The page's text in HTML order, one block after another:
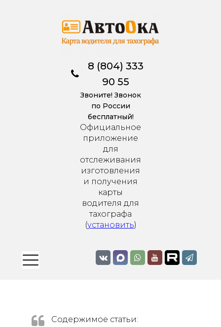
Официальное
приложение
для
отслеживания
изготовления
и получения
карты
водителя для
тахографа
(установить)
8 (804) 333
90 55
Звоните! Звонок
по России
бесплатный!
Содержимое статьи: